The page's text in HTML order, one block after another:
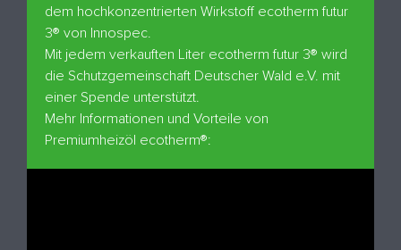
dem hochkonzentrierten Wirkstoff ecotherm futur
3® von Innospec.
Mit jedem verkauften Liter ecotherm futur 3® wird
die Schutzgemeinschaft Deutscher Wald e.V. mit
einer Spende unterstützt.
Mehr Informationen und Vorteile von
Premiumheizöl ecotherm®: